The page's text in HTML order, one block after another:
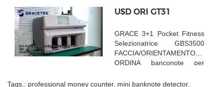
USD ORI GT31
GRACE 3+1 Pocket Fitness
Selezionatrice GBS3500
FACCIA/ORIENTAMENTO
ORDINA banconote per
Tags.: professional money counter, mini banknote detector,